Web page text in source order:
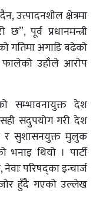
उत्पादनशील क्षेत्रमा
पूर्व प्रधानमन्त्री
गतिमा अगाडि बढेको
फालेको उहाँले आरोप
सम्भावनायुक्त देश
सदुपयोग गरी देश
र सुशासनयुक्त मुलुक
भनाइ थियो । पार्टी
परिषद्का इन्चार्ज
हुँदै गएको उल्लेख